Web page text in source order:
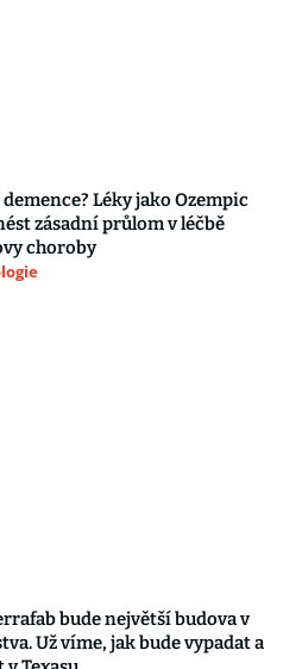
Léky jako Ozempic
zásadní průlom v léčbě
choroby
bude největší budova v
Už víme, jak bude vypadat a